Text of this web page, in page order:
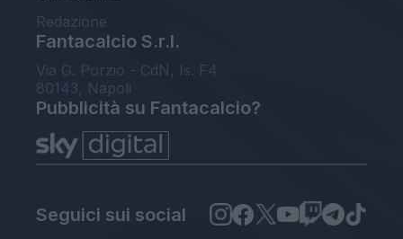
Redazione
Fantacalcio S.r.l.
Via G. Porzio - CdN, Is. F4
80143, Napoli
Pubblicità su Fantacalcio?
Seguici sui social